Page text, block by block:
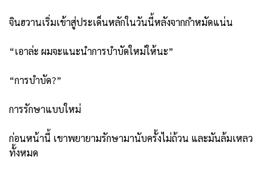
จินฮวานเริ่มเข้าสู่ประเด็นหลักในวันนี้หลังจากกำหมัดแน่น
“เอาล่ะ ผมจะแนะนำการบำบัดใหม่ให้นะ”
“การบำบัด?”
การรักษาแบบใหม่
ก่อนหน้านี้ เขาพยายามรักษามานับครั้งไม่ถ้วน และมันล้มเหลว
ทั้งหมด